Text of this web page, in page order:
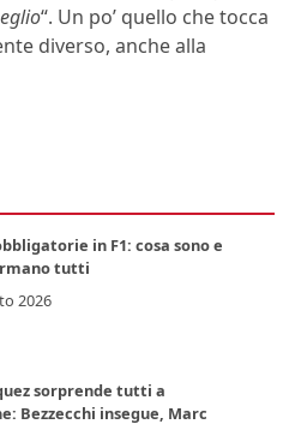
“. Un po’ quello che tocca
diverso, anche alla
in F1: cosa sono e
tutti
2026
sorprende tutti a
Bezzecchi insegue, Marc